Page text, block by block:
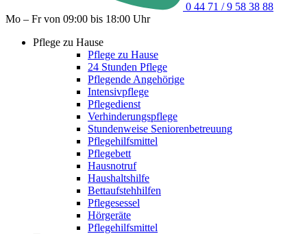
0 44 71 / 9 58 38 88
Mo – Fr von 09:00 bis 18:00 Uhr
Pflege zu Hause
Pflege zu Hause
24 Stunden Pflege
Pflegende Angehörige
Intensivpflege
Pflegedienst
Verhinderungspflege
Stundenweise Seniorenbetreuung
Pflegehilfsmittel
Pflegebett
Hausnotruf
Haushaltshilfe
Bettaufstehhilfen
Pflegesessel
Hörgeräte
Pflegehilfsmittel